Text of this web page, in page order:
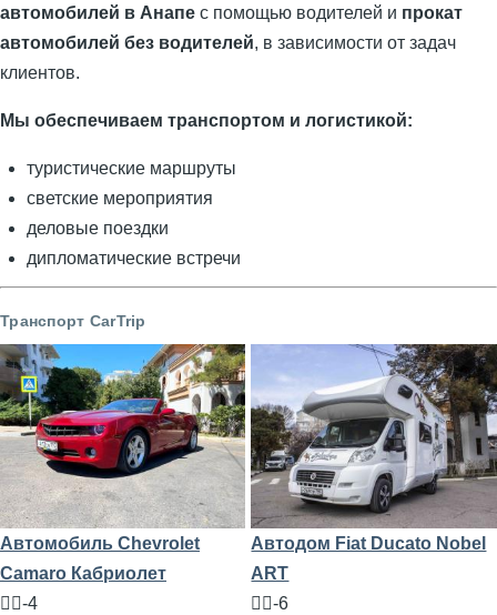
автомобилей в Анапе с помощью водителей и прокат
автомобилей без водителей, в зависимости от задач
клиентов.
Мы обеспечиваем транспортом и логистикой:
туристические маршруты
светские мероприятия
деловые поездки
дипломатические встречи
Транспорт CarTrip
Автомобиль Chevrolet
Camaro Кабриолет
🧍‍♂️-4
Автодом Fiat Ducato Nobel
ART
🧍‍♂️-6